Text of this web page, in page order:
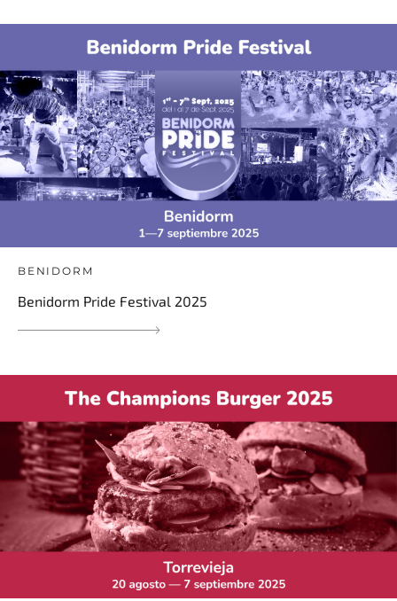
BENIDORM
Benidorm Pride Festival 2025